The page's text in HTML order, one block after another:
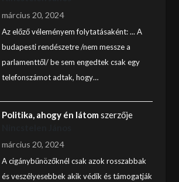
március 20, 2024
Az előző véleményem folytatásaként: ... A
budapesti rendészetre /nem messze a
parlamenttől/ be sem engedtek csak egy
telefonszámot adtak, hogy…
Politika, ahogy én látom szerzője
március 20, 2024
A cigánybűnözőknél csak azok rosszabbak
és veszélyesebbek akik védik és támogatják